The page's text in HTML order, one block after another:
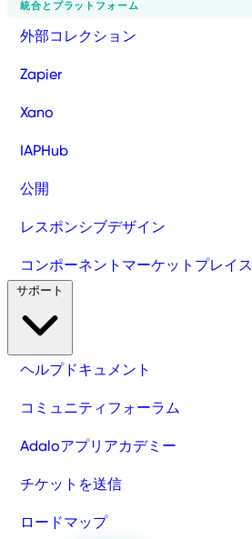
統合とプラットフォーム
外部コレクション
Zapier
Xano
IAPHub
公開
レスポンシブデザイン
コンポーネントマーケットプレイス
ヘルプドキュメント
コミュニティフォーラム
Adaloアプリアカデミー
チケットを送信
ロードマップ